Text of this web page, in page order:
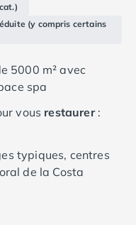
(y compris certains
5000 m² avec
spa
vous restaurer :
typiques, centres
de la Costa